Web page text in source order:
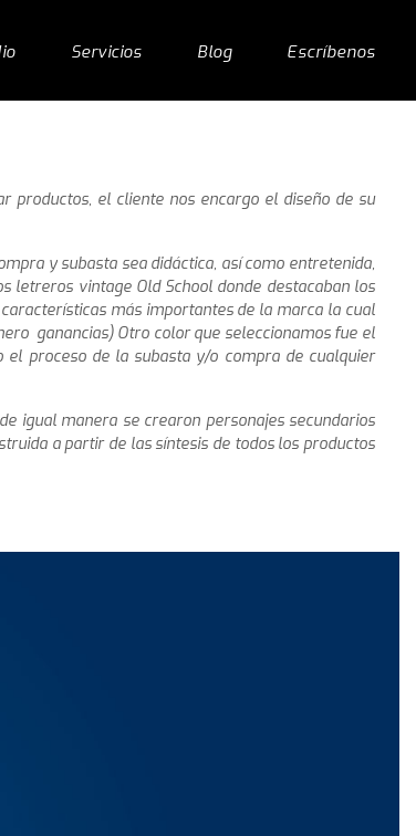
Servicios Blog Escríbenos
productos, el cliente nos encargo el diseño de su
y subasta sea didáctica, así como entretenida,
letreros vintage Old School donde destacaban los
más importantes de la marca la cual
ganancias) Otro color que seleccionamos fue el
proceso de la subasta y/o compra de cualquier
igual manera se crearon personajes secundarios
a partir de las síntesis de todos los productos